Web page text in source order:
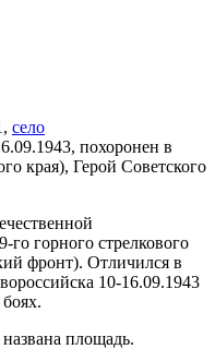
село
похоронен в
края), Герой Советского
го горного стрелкового
фронт). Отличился в
10-16.09.1943
площадь.